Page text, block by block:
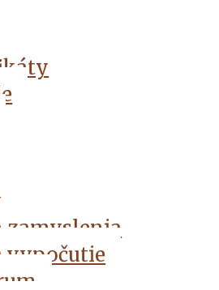
zamyslenia
vypočutie